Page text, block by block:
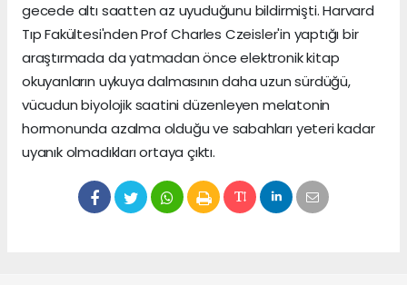
gecede altı saatten az uyuduğunu bildirmişti. Harvard
Tıp Fakültesi'nden Prof Charles Czeisler'in yaptığı bir
araştırmada da yatmadan önce elektronik kitap
okuyanların uykuya dalmasının daha uzun sürdüğü,
vücudun biyolojik saatini düzenleyen melatonin
hormonunda azalma olduğu ve sabahları yeteri kadar
uyanık olmadıkları ortaya çıktı.